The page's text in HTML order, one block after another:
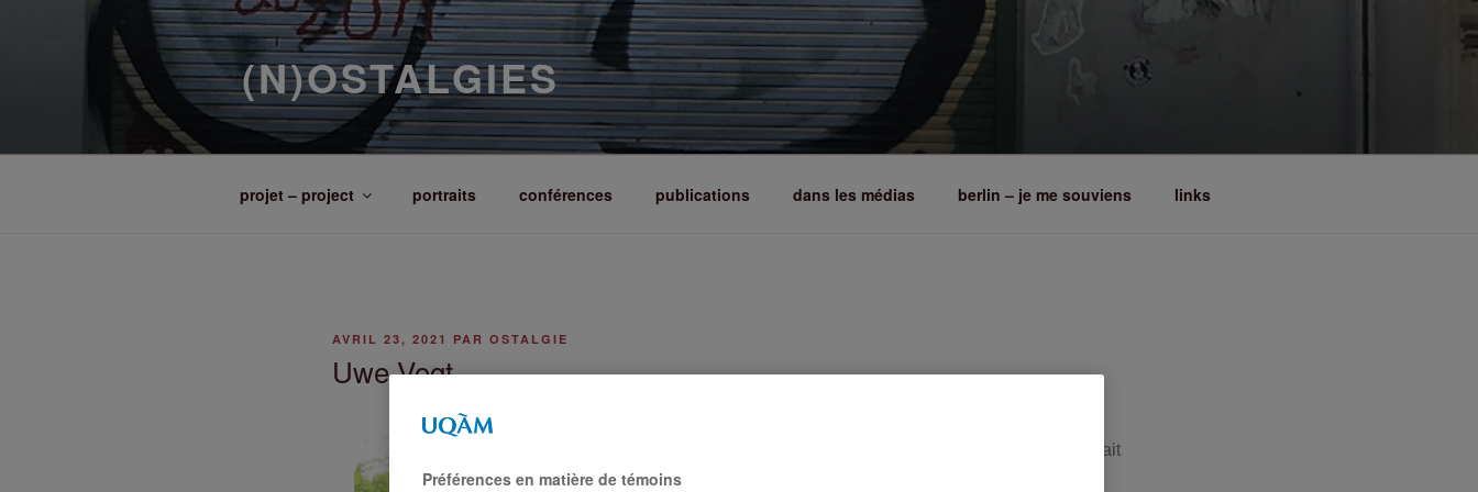
(N)OSTALGIES
projet – project portraits conférences publications dans les médias berlin – je me souviens links
AVRIL 23, 2021 PAR OSTALGIE
Uwe Vogt
«La télé et la radio se rendait ici, Berlin-Est était
Préférences en matière de témoins